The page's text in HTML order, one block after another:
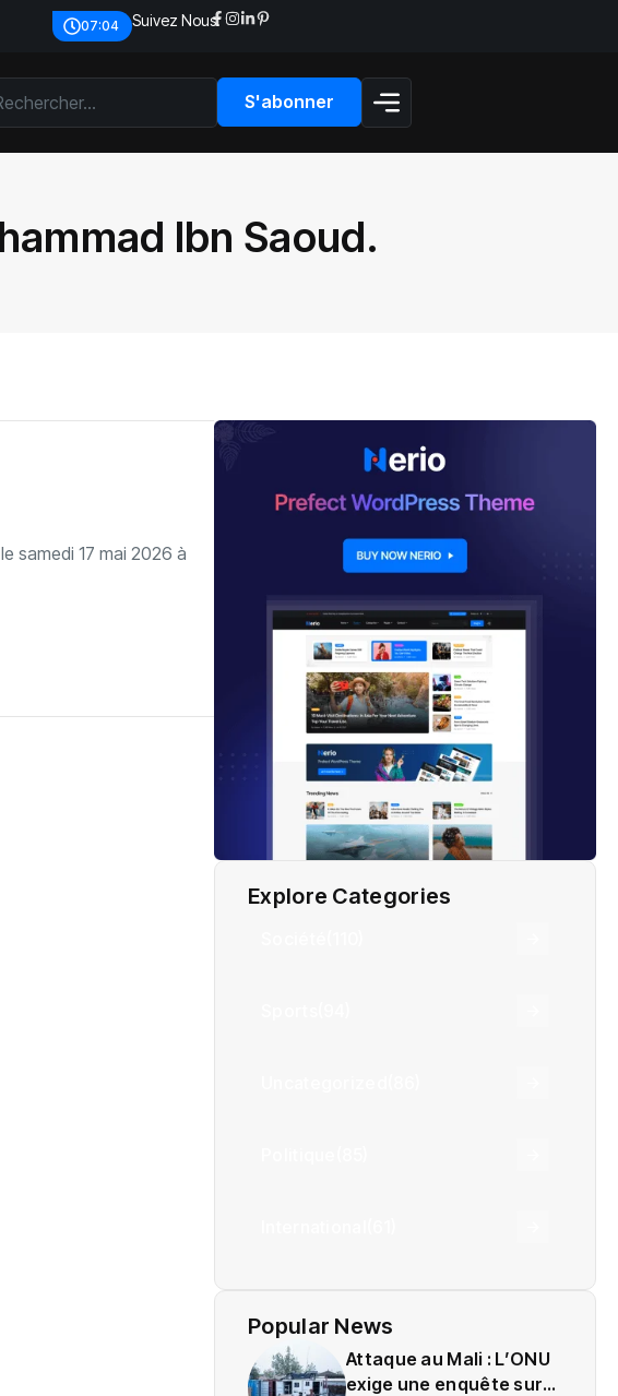
07:04 Suivez Nous:
S'abonner
Ibn Saoud.
samedi 17 mai 2026 à
Explore Categories
Popular News
Attaque au Mali : L’ONU
exige une enquête sur